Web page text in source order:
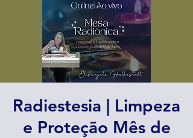
Radiestesia | Limpeza
e Proteção Mês de